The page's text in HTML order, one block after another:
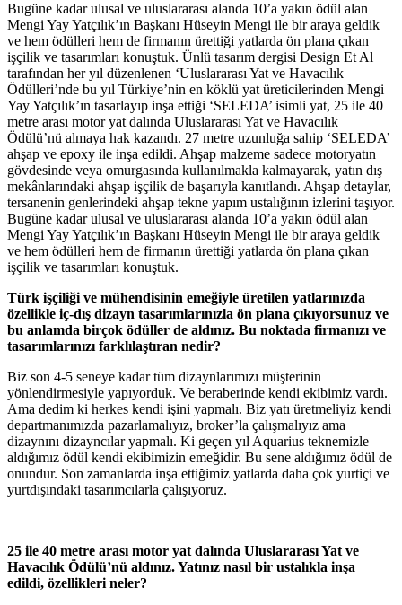
Bugüne kadar ulusal ve uluslararası alanda 10’a yakın ödül alan
Mengi Yay Yatçılık’ın Başkanı Hüseyin Mengi ile bir araya geldik
ve hem ödülleri hem de firmanın ürettiği yatlarda ön plana çıkan
işçilik ve tasarımları konuştuk. Ünlü tasarım dergisi Design Et Al
tarafından her yıl düzenlenen ‘Uluslararası Yat ve Havacılık
Ödülleri’nde bu yıl Türkiye’nin en köklü yat üreticilerinden Mengi
Yay Yatçılık’ın tasarlayıp inşa ettiği ‘SELEDA’ isimli yat, 25 ile 40
metre arası motor yat dalında Uluslararası Yat ve Havacılık
Ödülü’nü almaya hak kazandı. 27 metre uzunluğa sahip ‘SELEDA’
ahşap ve epoxy ile inşa edildi. Ahşap malzeme sadece motoryatın
gövdesinde veya omurgasında kullanılmakla kalmayarak, yatın dış
mekânlarındaki ahşap işçilik de başarıyla kanıtlandı. Ahşap detaylar,
tersanenin genlerindeki ahşap tekne yapım ustalığının izlerini taşıyor.
Bugüne kadar ulusal ve uluslararası alanda 10’a yakın ödül alan
Mengi Yay Yatçılık’ın Başkanı Hüseyin Mengi ile bir araya geldik
ve hem ödülleri hem de firmanın ürettiği yatlarda ön plana çıkan
işçilik ve tasarımları konuştuk.
Türk işçiliği ve mühendisinin emeğiyle üretilen yatlarınızda
özellikle iç-dış dizayn tasarımlarınızla ön plana çıkıyorsunuz ve
bu anlamda birçok ödüller de aldınız. Bu noktada firmanızı ve
tasarımlarınızı farklılaştıran nedir?
Biz son 4-5 seneye kadar tüm dizaynlarımızı müşterinin
yönlendirmesiyle yapıyorduk. Ve beraberinde kendi ekibimiz vardı.
Ama dedim ki herkes kendi işini yapmalı. Biz yatı üretmeliyiz kendi
departmanımızda pazarlamalıyız, broker’la çalışmalıyız ama
dizaynını dizayncılar yapmalı. Ki geçen yıl Aquarius teknemizle
aldığımız ödül kendi ekibimizin emeğidir. Bu sene aldığımız ödül de
onundur. Son zamanlarda inşa ettiğimiz yatlarda daha çok yurtiçi ve
yurtdışındaki tasarımcılarla çalışıyoruz.
25 ile 40 metre arası motor yat dalında Uluslararası Yat ve
Havacılık Ödülü’nü aldınız. Yatınız nasıl bir ustalıkla inşa
edildi, özellikleri neler?